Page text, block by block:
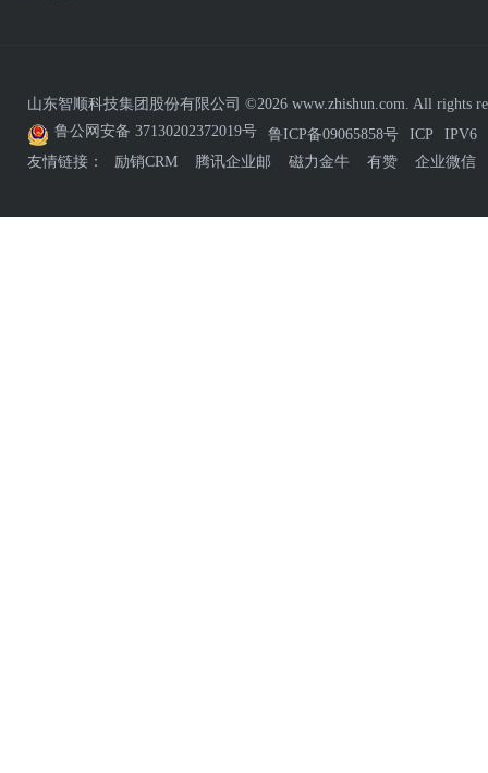
山东智顺科技集团股份有限公司 ©2026 www.zhishun.com. All rights
鲁公网安备 37130202372019号
鲁ICP备09065858号 ICP
IPV6
友情链接：
励销CRM 腾讯企业邮 磁力金牛 有赞 企业微信